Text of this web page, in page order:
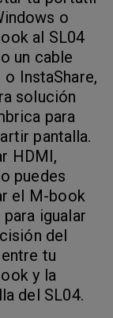
o
al SL04
un cable
o InstaShare,
solución
para
pantalla.
HDMI,
puedes
el M-book
igualar
del
tu
y la
del SL04.